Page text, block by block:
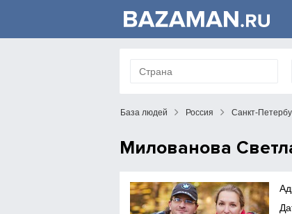
База людей Россия Санкт-
Милованова